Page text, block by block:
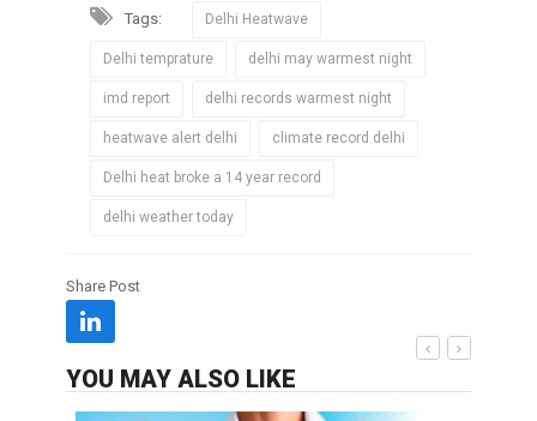
Tags: Delhi Heatwave
Delhi temprature delhi may warmest night
imd report delhi records warmest night
heatwave alert delhi climate record delhi
Delhi heat broke a 14 year record
delhi weather today
Share Post
YOU MAY ALSO LIKE